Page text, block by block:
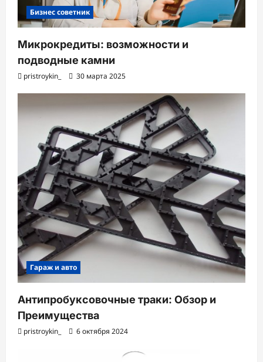
Бизнес советник
Микрокредиты: возможности и
подводные камни
pristroykin_ 30 марта 2025
Гараж и авто
Антипробуксовочные траки: Обзор и
Преимущества
pristroykin_ 6 октября 2024